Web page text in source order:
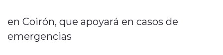
en Coirón, que apoyará en casos de
emergencias